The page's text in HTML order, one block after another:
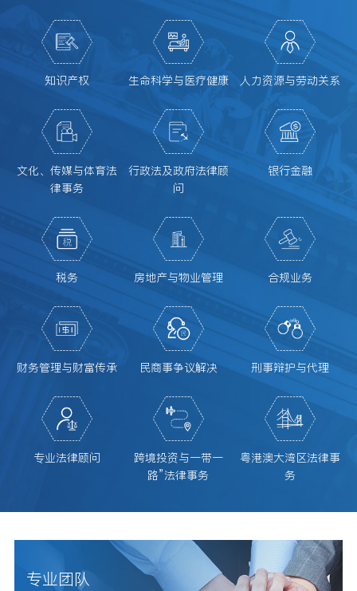
知识产权 生命科学与医疗健康 人力资源与劳动关系
文化、传媒与体育法
律事务
行政法及政府法律顾
问
银行金融
税务 房地产与物业管理 合规业务
财务管理与财富传承 民商事争议解决 刑事辩护与代理
专业法律顾问
跨境投资与一带一
路”法律事务
粤港澳大湾区法律事
务
专业团队